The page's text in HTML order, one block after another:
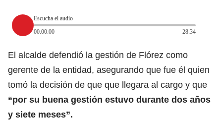
Escucha el audio
00:00:00
28:34
El alcalde defendió la gestión de Flórez como
gerente de la entidad, asegurando que fue él quien
tomó la decisión de que que llegara al cargo y que
“por su buena gestión estuvo durante dos años
y siete meses”.